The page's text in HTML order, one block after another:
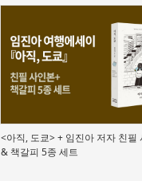
<아직, 도쿄> + 임진아 저자 친필
& 책갈피 5종 세트